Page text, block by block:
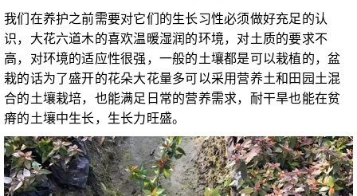
我们在养护之前需要对它们的生长习性必须做好充足的认
识，大花六道木的喜欢温暖湿润的环境，对土质的要求不
高，对环境的适应性很强，一般的土壤都是可以栽植的，盆
栽的话为了盛开的花朵大花量多可以采用营养土和田园土混
合的土壤栽培，也能满足日常的营养需求，耐干旱也能在贫
瘠的土壤中生长，生长力旺盛。